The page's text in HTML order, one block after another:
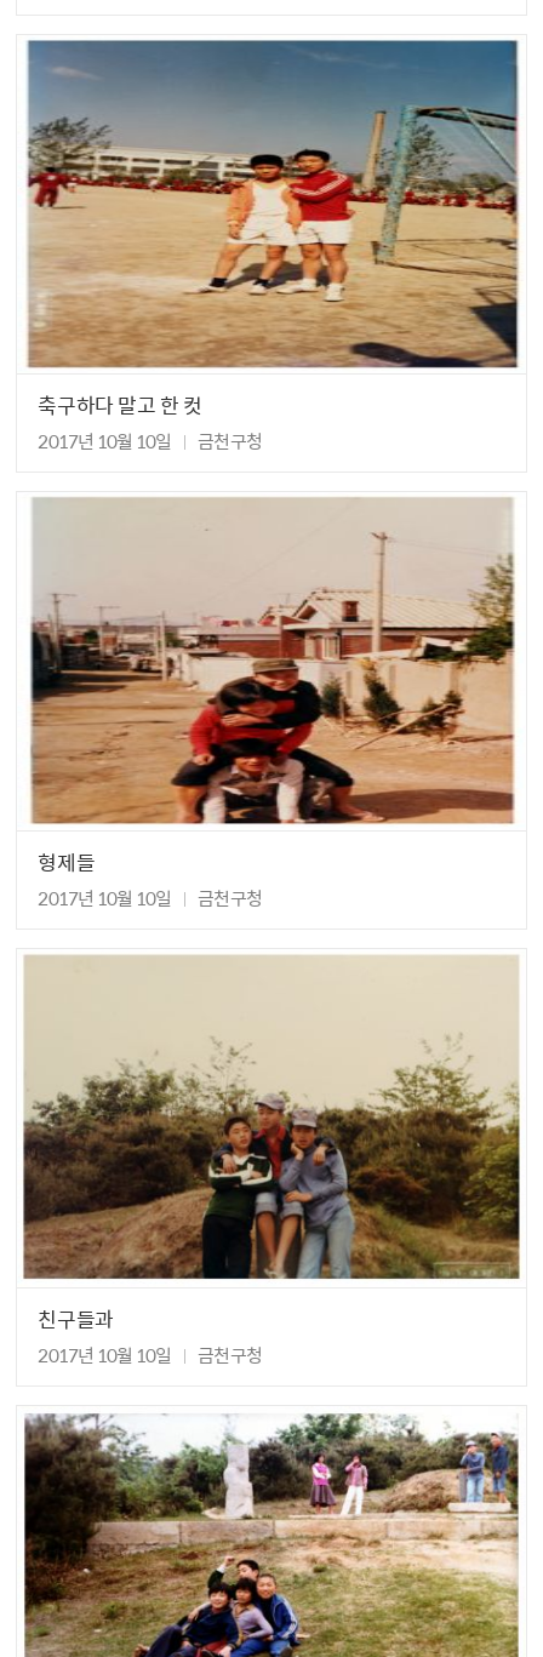
축구하다 말고 한 컷
2017년 10월 10일 금천구청
형제들
2017년 10월 10일 금천구청
친구들과
2017년 10월 10일 금천구청